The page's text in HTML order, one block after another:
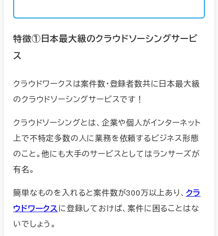
特徴①日本最大級のクラウドソーシングサービ
ス
クラウドワークスは案件数・登録者数共に日本最大級
のクラウドソーシングサービスです！
クラウドソーシングとは、企業や個人がインターネット
上で不特定多数の人に業務を依頼するビジネス形態
のこと。他にも大手のサービスとしてはランサーズが
有名。
簡単なものを入れると案件数が300万以上あり、 クラ
ウドワークスに登録しておけば、案件に困ることはな
いでしょう。